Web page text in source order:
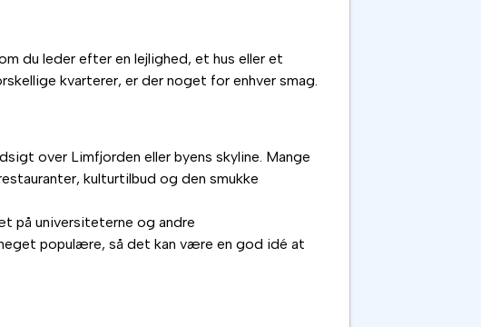
du leder efter en lejlighed, et hus eller et
kvarterer, er der noget for enhver smag.
over Limfjorden eller byens skyline. Mange
kulturtilbud og den smukke
på universiteterne og andre
populære, så det kan være en god idé at